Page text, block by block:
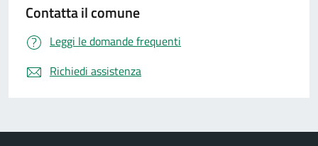
Contatta il comune
Leggi le domande frequenti
Richiedi assistenza